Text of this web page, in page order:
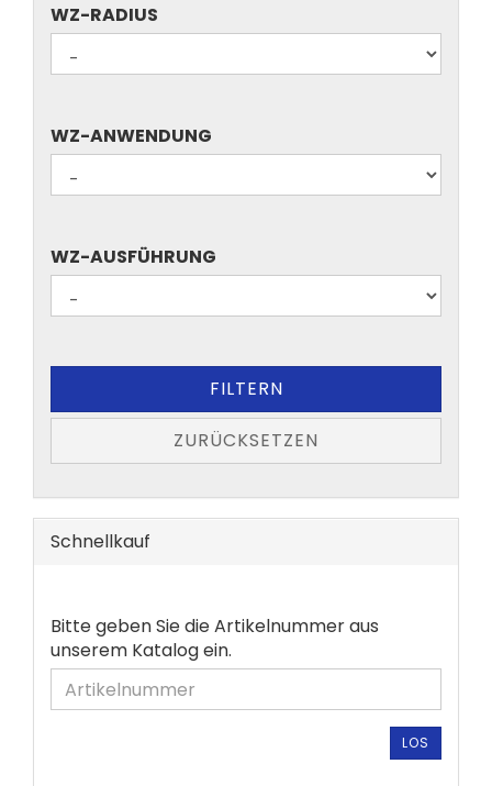
WZ-
RADIUS
WZ-RADIUS
WZ-
ANWENDUNG
WZ-ANWENDUNG
WZ-
AUSFÜHRUNG
WZ-AUSFÜHRUNG
FILTERN
ZURÜCKSETZEN
Schnellkauf
BITTE
GEBEN
SIE
DIE
Bitte geben Sie die Artikelnummer aus
unserem Katalog ein.
LOS